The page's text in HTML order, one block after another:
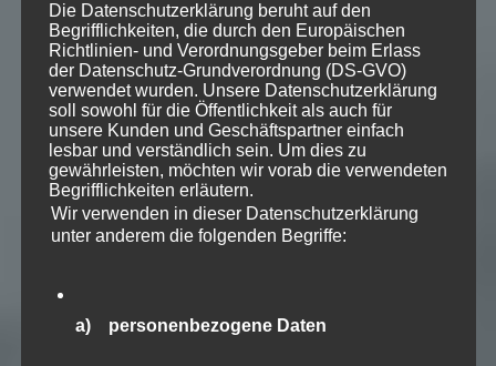
Die Datenschutzerklärung beruht auf den
Begrifflichkeiten, die durch den Europäischen
Richtlinien- und Verordnungsgeber beim Erlass
der Datenschutz-Grundverordnung (DS-GVO)
verwendet wurden. Unsere Datenschutzerklärung
soll sowohl für die Öffentlichkeit als auch für
unsere Kunden und Geschäftspartner einfach
lesbar und verständlich sein. Um dies zu
gewährleisten, möchten wir vorab die verwendeten
Begrifflichkeiten erläutern.
Wir verwenden in dieser Datenschutzerklärung
unter anderem die folgenden Begriffe:
a) personenbezogene Daten